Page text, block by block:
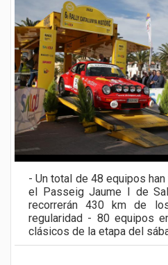
- Un total de 48 equipos
el Passeig Jaume I de
recorrerán 430 km de
regularidad - 80 equipos
clásicos de la etapa del